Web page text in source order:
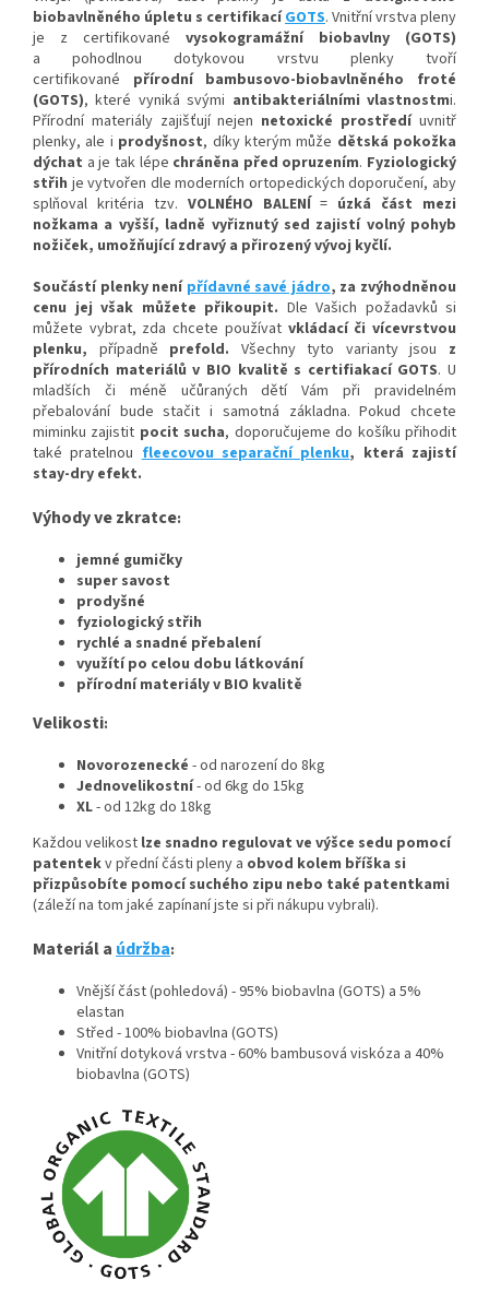
biobavlněného úpletu s certifikacíGOTS. Vnitřní vrstva pleny
je z certifikované vysokogramážní biobavlny (GOTS)
a pohodlnoudotykovou vrstvu plenky tvoří
certifikované přírodní bambusovo-biobavlněného froté
(GOTS), které vyniká svými antibakteriálními vlastnostmi.
Přírodní materiály zajišťují nejen netoxické prostředíuvnitř
plenky, ale i prodyšnost, díky kterýmmůže dětská pokožka
dýchat a je tak lépe chráněna před opruzením. Fyziologický
střih je vytvořen dle moderních ortopedických doporučení, aby
splňoval kritéria tzv. VOLNÉHO BALENÍ= úzká část mezi
nožkama a vyšší, ladně vyřiznutý sed zajistí volný pohyb
nožiček, umožňující zdravý a přirozený vývoj kyčlí.
Součástí plenky není přídavné savé jádro, za zvýhodněnou
cenu jej však můžete přikoupit. Dle Vašich požadavků si
můžete vybrat, zda chcete používat vkládací či vícevrstvou
plenku, případně prefold. Všechny tyto varianty jsou z
přírodních materiálů v BIO kvalitě s certifiakací GOTS. U
mladších či méně učůraných dětí Vám při pravidelném
přebalování bude stačit i samotná základna. Pokud chcete
miminku zajistit pocit sucha, doporučujeme do košíku přihodit
také pratelnoufleecovou separační plenku, která zajistí
stay-dry efekt.
Výhody ve zkratce:
jemné gumičky
super savost
prodyšné
fyziologický střih
rychlé a snadné přebalení
využítí po celou dobu látkování
přírodní materiály v BIO kvalitě
Velikosti:
Novorozenecké - od narození do 8kg
Jednovelikostní- od 6kg do 15kg
XL- od 12kg do 18kg
Každou velikost lze snadno regulovat ve výšce sedu pomocí
patentekv přední části pleny a obvod kolem bříška si
přizpůsobíte pomocí suchého zipu nebo také patentkami
(záleží na tom jaké zapínaní jste si při nákupu vybrali).
Materiál aúdržba:
Vnější část (pohledová) - 95% biobavlna (GOTS) a 5%
elastan
Střed - 100% biobavlna (GOTS)
Vnitřní dotyková vrstva - 60% bambusová viskóza a 40%
biobavlna (GOTS)